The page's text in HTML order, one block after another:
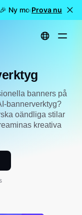
🎉 Ny modell är här: nu
Prova nu
banners på
bannerverktyg?
oändliga stilar
kreativa